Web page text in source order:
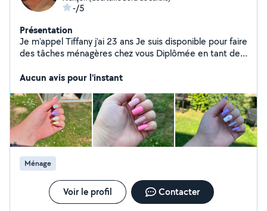
-/5
Présentation
Je m'appel Tiffany j'ai 23 ans Je suis disponible pour faire
des tâches ménagères chez vous Diplômée en tant de
pour sublimer vos mains
Aucun avis pour l'instant
Ménage
Voir le profil Contacter